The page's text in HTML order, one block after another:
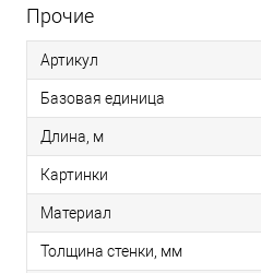
Прочие
Артикул
Базовая единица
Длина, м
Картинки
Материал
Толщина стенки, мм